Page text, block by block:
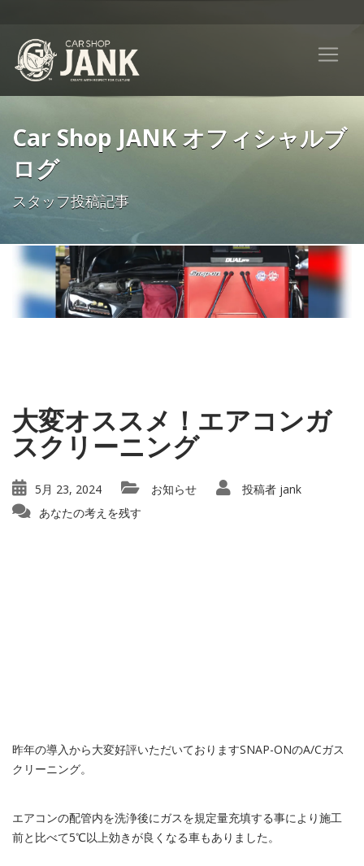
Car Shop JANK オフィシャルブ
ログ
スタッフ投稿記事
大変オススメ！エアコンガ
スクリーニング
5月 23, 2024 お知らせ 投稿者 jank
あなたの考えを残す
昨年の導入から大変好評いただいておりますSNAP-ONのA/Cガス
クリーニング。
エアコンの配管内を洗浄後にガスを規定量充填する事により施工
前と比べて5℃以上効きが良くなる車もありました。